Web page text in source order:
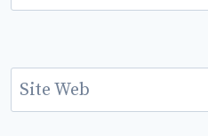
Site Web